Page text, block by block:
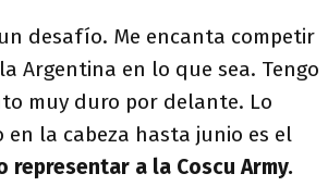
desafío. Me encanta competir
Argentina en lo que sea. Tengo
muy duro por delante. Lo
en la cabeza hasta junio es el
representar a la Coscu Army.